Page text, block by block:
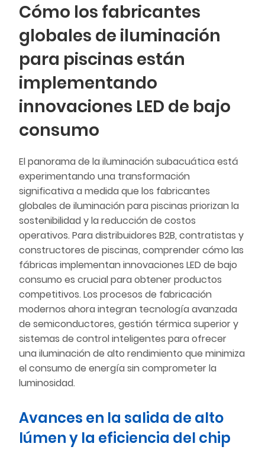
Cómo los fabricantes
globales de iluminación
para piscinas están
implementando
innovaciones LED de bajo
consumo
El panorama de la iluminación subacuática está
experimentando una transformación
significativa a medida que los fabricantes
globales de iluminación para piscinas priorizan la
sostenibilidad y la reducción de costos
operativos. Para distribuidores B2B, contratistas y
constructores de piscinas, comprender cómo las
fábricas implementan innovaciones LED de bajo
consumo es crucial para obtener productos
competitivos. Los procesos de fabricación
modernos ahora integran tecnología avanzada
de semiconductores, gestión térmica superior y
sistemas de control inteligentes para ofrecer
una iluminación de alto rendimiento que minimiza
el consumo de energía sin comprometer la
luminosidad.
Avances en la salida de alto
lúmen y la eficiencia del chip